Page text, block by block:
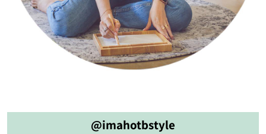
@imahotbstyle